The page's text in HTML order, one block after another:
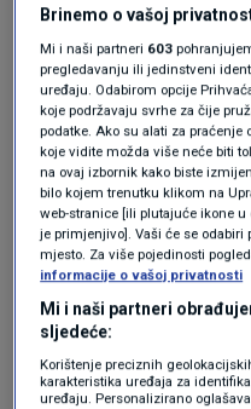
Brinemo o vašoj
Mi i naši partneri 603
pregledavanju ili jedinstveni
uređaju. Odabirom opcije
koje podržavaju svrhe za čije
podatke. Ako su alati za
koje vidite možda više neće biti
na ovaj izbornik kako biste
bilo kojem trenutku klikom na
web-stranice [ili plutajuće ikone
je primjenjivo]. Vaši će se
mjesto. Za više pojedinosti
informacije o vašoj privatnosti
Mi i naši partneri
sljedeće:
Korištenje preciznih
karakteristika uređaja za
uređaju. Personalizirano